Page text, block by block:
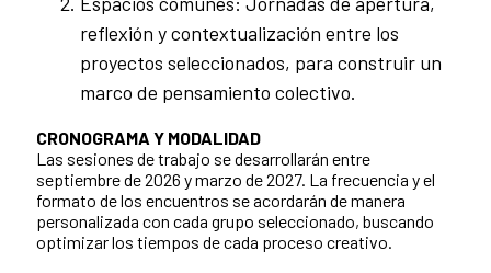
reflexión y contextualización entre los
proyectos seleccionados, para construir un
marco de pensamiento colectivo.
CRONOGRAMA Y MODALIDAD
Las sesiones de trabajo se desarrollarán entre
septiembre de 2026 y marzo de 2027. La frecuencia y el
formato de los encuentros se acordarán de manera
personalizada con cada grupo seleccionado, buscando
optimizar los tiempos de cada proceso creativo.